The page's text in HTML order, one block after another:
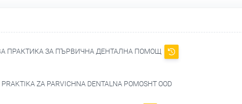
ПРАКТИКА ЗА ПЪРВИЧНА ДЕНТАЛНА ПОМОЩ
ZA PARVICHNA DENTALNA POMOSHT OOD